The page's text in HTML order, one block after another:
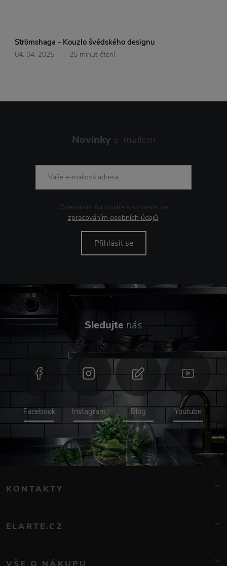
04. 04. 2025 - 25 minut čtení
Strömshaga - Kouzlo švédského designu
Novinky e-mailem
Odesláním formuláře souhlasím se
zpracováním osobních údajů.
Přihlásit se
Sledujte nás
Facebook Instagram Blog Youtube
KONTAKTY
776 081 000
ELARTE.CZ
Kontakt